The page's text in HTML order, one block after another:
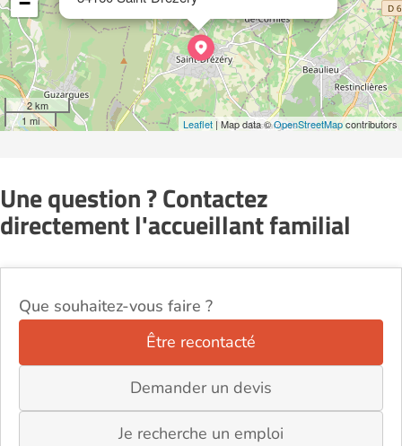
2 km
1 mi
Leaflet | Map data ©OpenStreetMapcontributors
Une question ? Contactez
directement l'accueillant familial
Que souhaitez-vous faire ?
Être recontacté
Demander un devis
Je recherche un emploi